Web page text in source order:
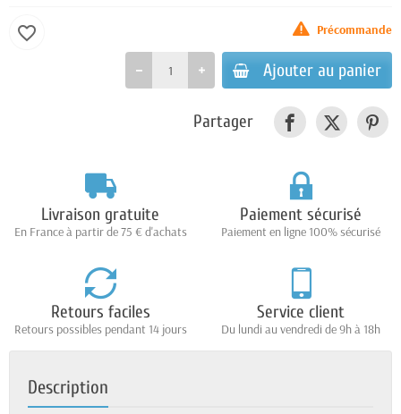
Précommande
Ajouter au panier
favorite_border
Partager
Livraison gratuite
En France à partir de 75 € d'achats
Paiement sécurisé
Paiement en ligne 100% sécurisé
Retours faciles
Retours possibles pendant 14 jours
Service client
Du lundi au vendredi de 9h à 18h
Description